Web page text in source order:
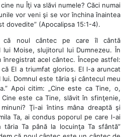
nu Îţi va slăvi numele? Căci numai
vor veni şi se vor închina înaintea
dovedite” (Apocalipsa 15:1-4).
că noul cântec pe care îl cântă
lui Moise, slujitorul lui Dumnezeu. În
înregistrat acel cântec. Începe astfel:
El a triumfat glorios. El l-a aruncat
Domnul este tăria şi cântecul meu
Apoi citim: „Cine este ca Tine, o,
este ca Tine, slăvit în sfinţenie,
Ţi-ai întins mâna dreaptă şi
Ta, ai condus poporul pe care l-ai
tăria Ta până la locuinţa Ta sfântă”